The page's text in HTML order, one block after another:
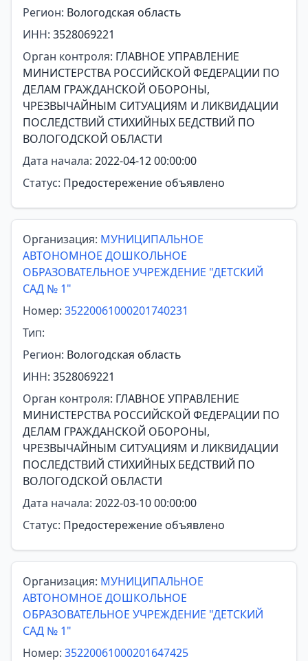
Регион: Вологодская область
ИНН: 3528069221
Орган контроля: ГЛАВНОЕ УПРАВЛЕНИЕ
МИНИСТЕРСТВА РОССИЙСКОЙ ФЕДЕРАЦИИ ПО
ДЕЛАМ ГРАЖДАНСКОЙ ОБОРОНЫ,
ЧРЕЗВЫЧАЙНЫМ СИТУАЦИЯМ И ЛИКВИДАЦИИ
ПОСЛЕДСТВИЙ СТИХИЙНЫХ БЕДСТВИЙ ПО
ВОЛОГОДСКОЙ ОБЛАСТИ
Дата начала: 2022-04-12 00:00:00
Статус: Предостережение объявлено
Организация: МУНИЦИПАЛЬНОЕ
АВТОНОМНОЕ ДОШКОЛЬНОЕ
ОБРАЗОВАТЕЛЬНОЕ УЧРЕЖДЕНИЕ "ДЕТСКИЙ
САД № 1"
Номер: 35220061000201740231
Тип:
Регион: Вологодская область
ИНН: 3528069221
Орган контроля: ГЛАВНОЕ УПРАВЛЕНИЕ
МИНИСТЕРСТВА РОССИЙСКОЙ ФЕДЕРАЦИИ ПО
ДЕЛАМ ГРАЖДАНСКОЙ ОБОРОНЫ,
ЧРЕЗВЫЧАЙНЫМ СИТУАЦИЯМ И ЛИКВИДАЦИИ
ПОСЛЕДСТВИЙ СТИХИЙНЫХ БЕДСТВИЙ ПО
ВОЛОГОДСКОЙ ОБЛАСТИ
Дата начала: 2022-03-10 00:00:00
Статус: Предостережение объявлено
Организация: МУНИЦИПАЛЬНОЕ
АВТОНОМНОЕ ДОШКОЛЬНОЕ
ОБРАЗОВАТЕЛЬНОЕ УЧРЕЖДЕНИЕ "ДЕТСКИЙ
САД № 1"
Номер: 35220061000201647425